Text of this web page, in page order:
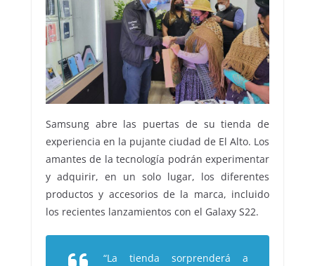
Samsung abre las puertas de su tienda de
experiencia en la pujante ciudad de El Alto. Los
amantes de la tecnología podrán experimentar
y adquirir, en un solo lugar, los diferentes
productos y accesorios de la marca, incluido
los recientes lanzamientos con el Galaxy S22.
“La tienda sorprenderá a